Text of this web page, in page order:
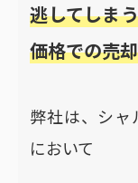
逃してしま
価格での売却
弊社は、シャ
において